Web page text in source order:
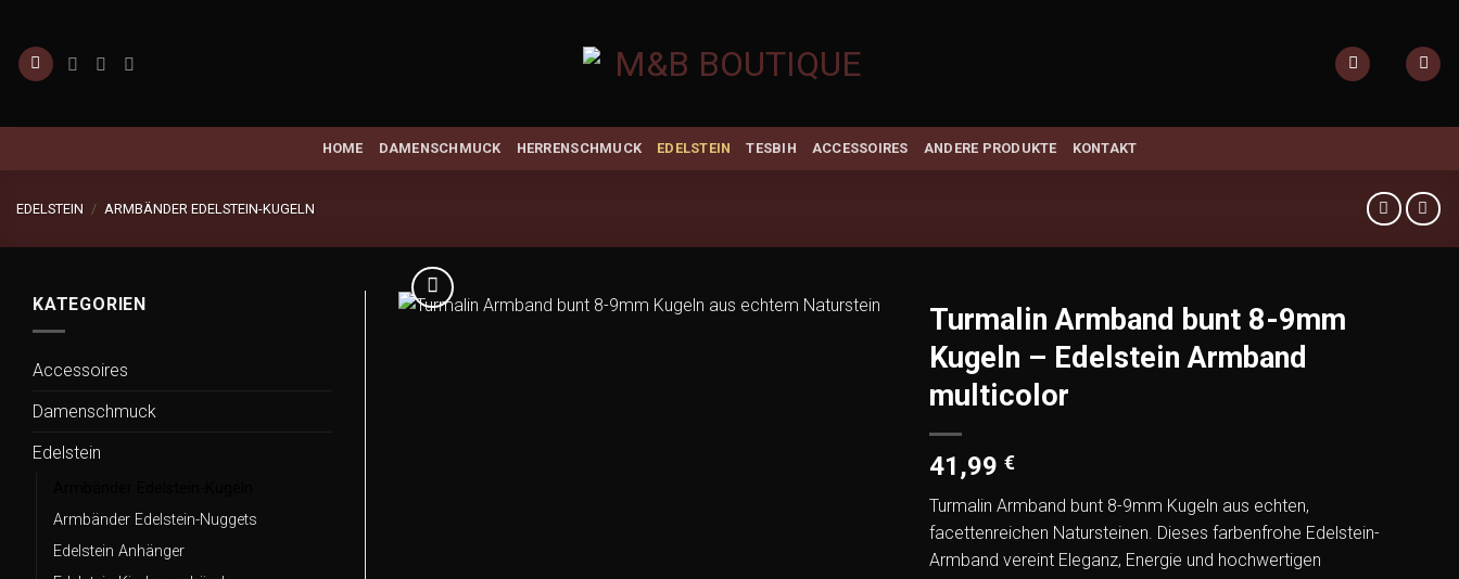
springen
HOME DAMENSCHMUCK HERRENSCHMUCK EDELSTEIN TESBIH ACCESSOIRES ANDERE PRODUKTE KONTAKT
EDELSTEIN / ARMBÄNDER EDELSTEIN-KUGELN
KATEGORIEN
Accessoires
Damenschmuck
Edelstein
Armbänder Edelstein-Nuggets
Edelstein Anhänger
Turmalin Armband bunt 8-9mm
Kugeln – Edelstein Armband
multicolor
41,99 €
Turmalin Armband bunt 8-9mm Kugeln aus echten,
facettenreichen Natursteinen. Dieses farbenfrohe Edelstein-
Armband vereint Eleganz, Energie und hochwertigen